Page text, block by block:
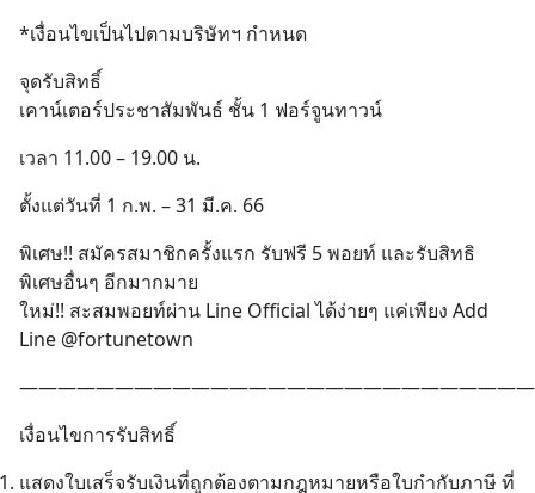
*เงื่อนไขเป็นไปตามบริษัทฯ กำหนด
จุดรับสิทธิ์
เคาน์เตอร์ประชาสัมพันธ์ ชั้น 1 ฟอร์จูนทาวน์
เวลา 11.00 – 19.00 น.
ตั้งแต่วันที่ 1 ก.พ. – 31 มี.ค. 66
พิเศษ!! สมัครสมาชิกครั้งแรก รับฟรี 5 พอยท์ และรับสิทธิ
พิเศษอื่นๆ อีกมากมาย
ใหม่!! สะสมพอยท์ผ่าน Line Official ได้ง่ายๆ แค่เพียง Add
Line @fortunetown
เงื่อนไขการรับสิทธิ์
แสดงใบเสร็จรับเงินที่ถูกต้องตามกฎหมายหรือใบกำกับภาษี ที่